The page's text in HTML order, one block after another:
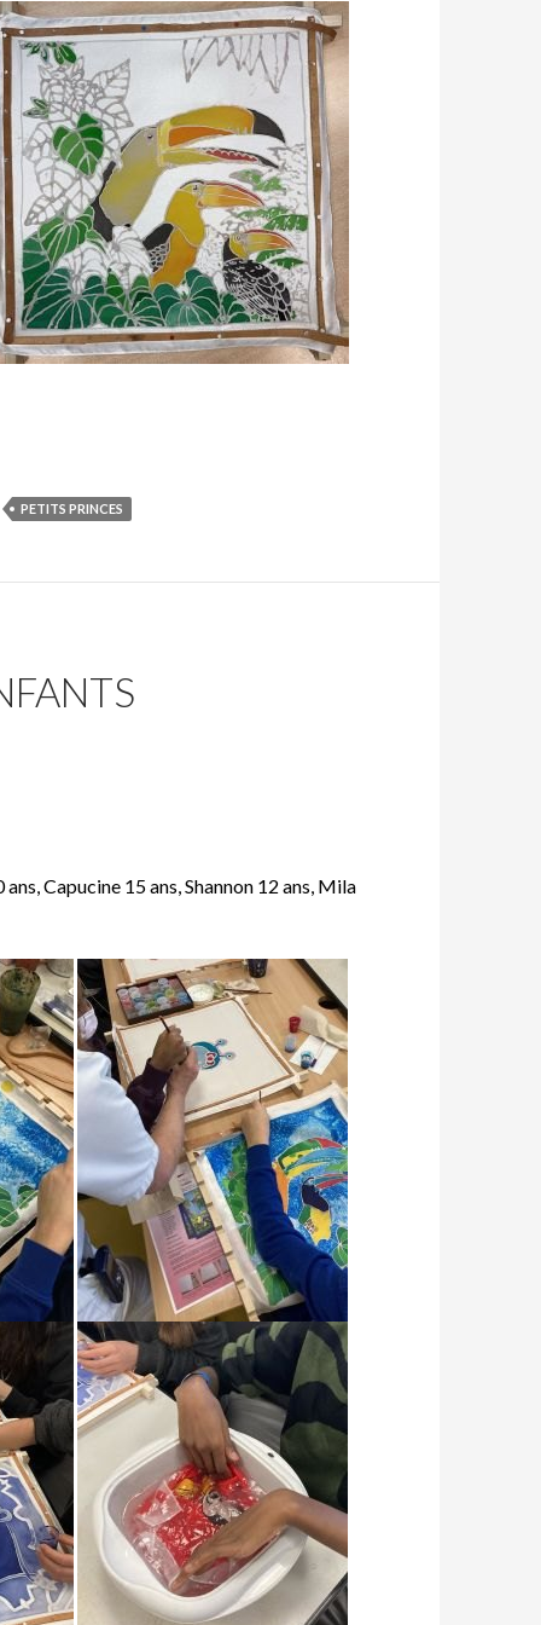
PETITS PRINCES
Capucine 15 ans, Shannon 12 ans, Mila